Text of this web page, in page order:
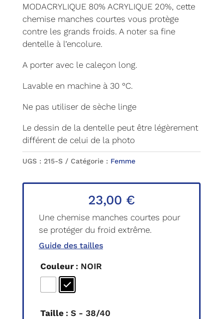
MODACRYLIQUE 80% ACRYLIQUE 20%, cette
chemise manches courtes vous protège
contre les grands froids. A noter sa fine
dentelle à l’encolure.
A porter avec le caleçon long.
Lavable en machine à 30 °C.
Ne pas utiliser de sèche linge
Le dessin de la dentelle peut être légèrement
différent de celui de la photo
UGS : 215-S Catégorie : Femme
23,00 €
Une chemise manches courtes pour
se protéger du froid extrême.
Guide des tailles
Couleur : NOIR
Taille : S - 38/40